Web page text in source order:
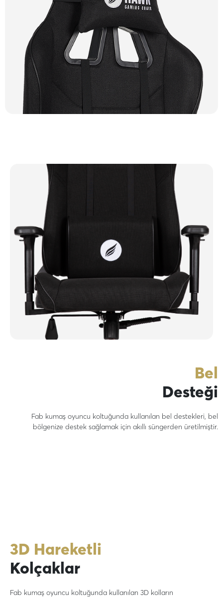
Bel
Desteği
Fab kumaş oyuncu koltuğunda kullanılan bel destekleri, bel
bölgenize destek sağlamak için akıllı süngerden üretilmiştir.
3D Hareketli
Kolçaklar
Fab kumaş oyuncu koltuğunda kullanılan 3D kolların